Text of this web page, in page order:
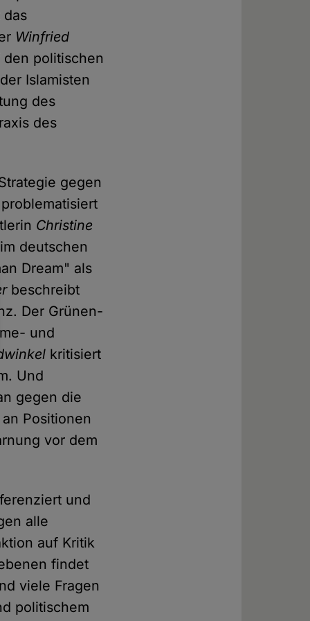
das
Winfried
politischen
Islamisten
des
des
gegen
problematisiert
Christine
deutschen
Dream" als
beschreibt
Der Grünen-
und
kritisiert
Und
gegen die
Positionen
vor dem
und
alle
auf Kritik
findet
viele Fragen
politischem